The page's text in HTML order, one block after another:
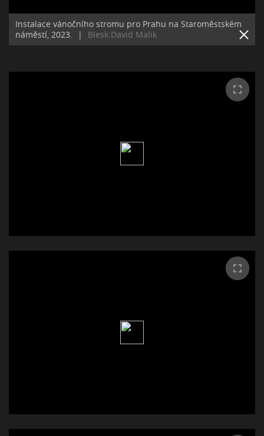
Instalace vánočního stromu pro Prahu na Staroměstském
náměstí, 2023.
| Blesk:David Malik